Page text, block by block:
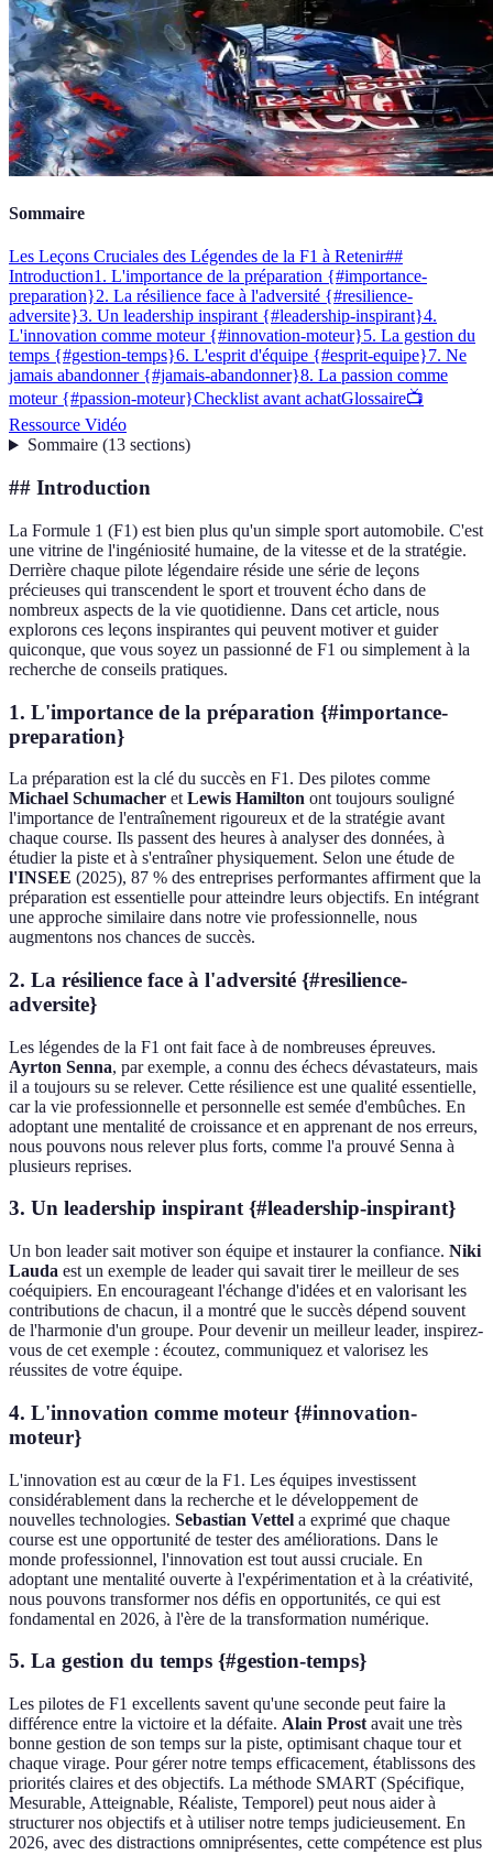
Sommaire
Les Leçons Cruciales des Légendes de la F1 à Retenir##
Introduction1. L'importance de la préparation {#importance-
preparation}2. La résilience face à l'adversité {#resilience-
adversite}3. Un leadership inspirant {#leadership-inspirant}4.
L'innovation comme moteur {#innovation-moteur}5. La gestion du
temps {#gestion-temps}6. L'esprit d'équipe {#esprit-equipe}7. Ne
jamais abandonner {#jamais-abandonner}8. La passion comme
moteur {#passion-moteur}Checklist avant achatGlossaire📺
Ressource Vidéo
Sommaire(13 sections)
## Introduction
La Formule 1 (F1) est bien plus qu'un simple sport automobile. C'est
une vitrine de l'ingéniosité humaine, de la vitesse et de la stratégie.
Derrière chaque pilote légendaire réside une série de leçons
précieuses qui transcendent le sport et trouvent écho dans de
nombreux aspects de la vie quotidienne. Dans cet article, nous
explorons ces leçons inspirantes qui peuvent motiver et guider
quiconque, que vous soyez un passionné de F1 ou simplement à la
recherche de conseils pratiques.
1. L'importance de la préparation {#importance-
preparation}
La préparation est la clé du succès en F1. Des pilotes comme
Michael Schumacher et Lewis Hamilton ont toujours souligné
l'importance de l'entraînement rigoureux et de la stratégie avant
chaque course. Ils passent des heures à analyser des données, à
étudier la piste et à s'entraîner physiquement. Selon une étude de
l'INSEE (2025), 87 % des entreprises performantes affirment que la
préparation est essentielle pour atteindre leurs objectifs. En intégrant
une approche similaire dans notre vie professionnelle, nous
augmentons nos chances de succès.
2. La résilience face à l'adversité {#resilience-
adversite}
Les légendes de la F1 ont fait face à de nombreuses épreuves.
Ayrton Senna, par exemple, a connu des échecs dévastateurs, mais
il a toujours su se relever. Cette résilience est une qualité essentielle,
car la vie professionnelle et personnelle est semée d'embûches. En
adoptant une mentalité de croissance et en apprenant de nos erreurs,
nous pouvons nous relever plus forts, comme l'a prouvé Senna à
plusieurs reprises.
3. Un leadership inspirant {#leadership-inspirant}
Un bon leader sait motiver son équipe et instaurer la confiance. Niki
Lauda est un exemple de leader qui savait tirer le meilleur de ses
coéquipiers. En encourageant l'échange d'idées et en valorisant les
contributions de chacun, il a montré que le succès dépend souvent
de l'harmonie d'un groupe. Pour devenir un meilleur leader, inspirez-
vous de cet exemple : écoutez, communiquez et valorisez les
réussites de votre équipe.
4. L'innovation comme moteur {#innovation-
moteur}
L'innovation est au cœur de la F1. Les équipes investissent
considérablement dans la recherche et le développement de
nouvelles technologies. Sebastian Vettel a exprimé que chaque
course est une opportunité de tester des améliorations. Dans le
monde professionnel, l'innovation est tout aussi cruciale. En
adoptant une mentalité ouverte à l'expérimentation et à la créativité,
nous pouvons transformer nos défis en opportunités, ce qui est
fondamental en 2026, à l'ère de la transformation numérique.
5. La gestion du temps {#gestion-temps}
Les pilotes de F1 excellents savent qu'une seconde peut faire la
différence entre la victoire et la défaite. Alain Prost avait une très
bonne gestion de son temps sur la piste, optimisant chaque tour et
chaque virage. Pour gérer notre temps efficacement, établissons des
priorités claires et des objectifs. La méthode SMART (Spécifique,
Mesurable, Atteignable, Réaliste, Temporel) peut nous aider à
structurer nos objectifs et à utiliser notre temps judicieusement. En
2026, avec des distractions omniprésentes, cette compétence est plus